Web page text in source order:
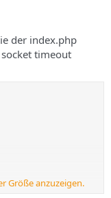
der index.php
timeout
Größe anzuzeigen.